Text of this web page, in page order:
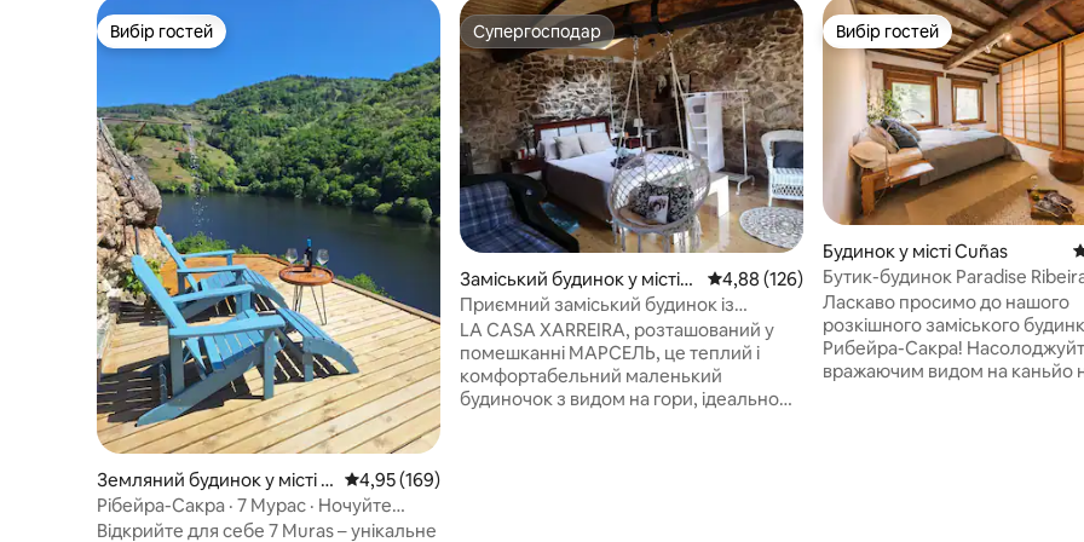
Вибір гостей
Вибір гостей
Земляний будинок у місті G
uxeva
Середня оцінка: 4,95 з 5, відгуки: 169
4,95 (169)
Рібейра-Сакра · 7 Мурас · Ночуйте
серед виноградників
Відкрийте для себе 7 Muras – унікальне
Супергосподар
Супергосподар
Заміський будинок у місті
Marcelle
Середня оцінка: 4,88 з 5, відгуки: 126
4,88 (126)
Приємний заміський будинок із
барбекю VUT -OR-000661
LA CASA XARREIRA, розташований у
помешканні МАРСЕЛЬ, це теплий і
комфортабельний маленький
будиночок з видом на гори, ідеально
Вибір гостей
Вибір гостей
Будинок у місті Cuñas
Бутик-будинок Paradise
Ласкаво просимо до нашого
розкішного заміського
Рибейра-Сакра! Насолоджуйтеся
вражаючим видом на каньйо